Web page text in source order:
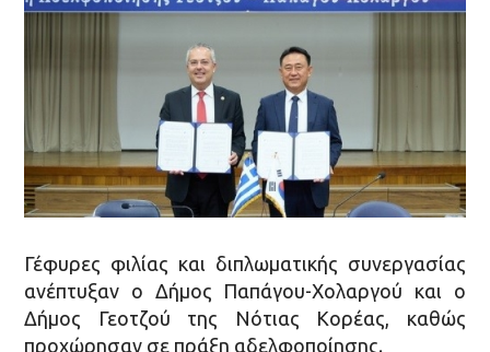
Γέφυρες φιλίας και διπλωματικής συνεργασίας
ανέπτυξαν ο Δήμος Παπάγου-Χολαργού και ο
Δήμος Γεοτζού της Νότιας Κορέας, καθώς
προχώρησαν σε πράξη αδελφοποίησης.